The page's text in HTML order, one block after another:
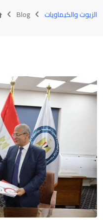
الزيوت والكيماويات Blog